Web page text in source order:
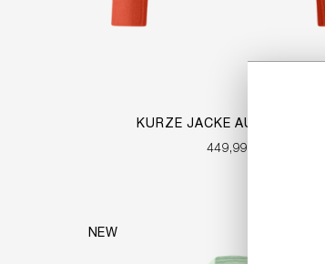
KURZE JACKE AUS WOLLMIX
449,99 €
NEW